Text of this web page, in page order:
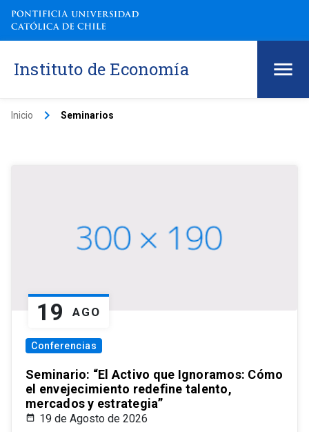
Instituto de Economía
Inicio keyboard_arrow_right Seminarios
19 AGO
Conferencias
Seminario: “El Activo que Ignoramos: Cómo
el envejecimiento redefine talento,
mercados y estrategia”
19 de Agosto de 2026